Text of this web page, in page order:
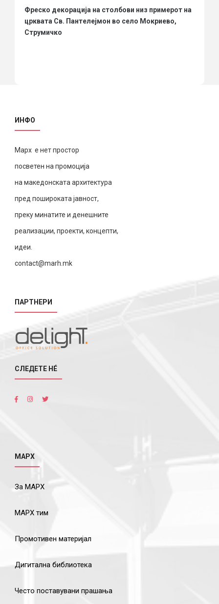
Фреско декорација на столбови низ примерот на
црквата Св. Пантелејмон во село Мокриево,
Струмичко
ИНФО
Марх е нет простор
посветен на промоција
на македонската архитектура
пред пошироката јавност,
преку минатите и денешните
реализации, проекти, концепти,
идеи.
contact@marh.mk
ПАРТНЕРИ
СЛЕДЕТЕ НÉ
МАРХ
За МАРХ
МАРХ тим
Промотивен материјал
Дигитална библиотека
Често поставувани прашања